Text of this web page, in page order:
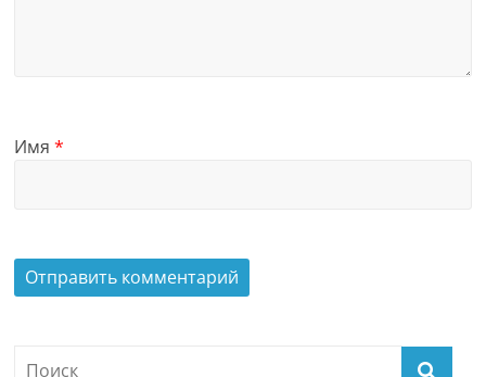
Имя*